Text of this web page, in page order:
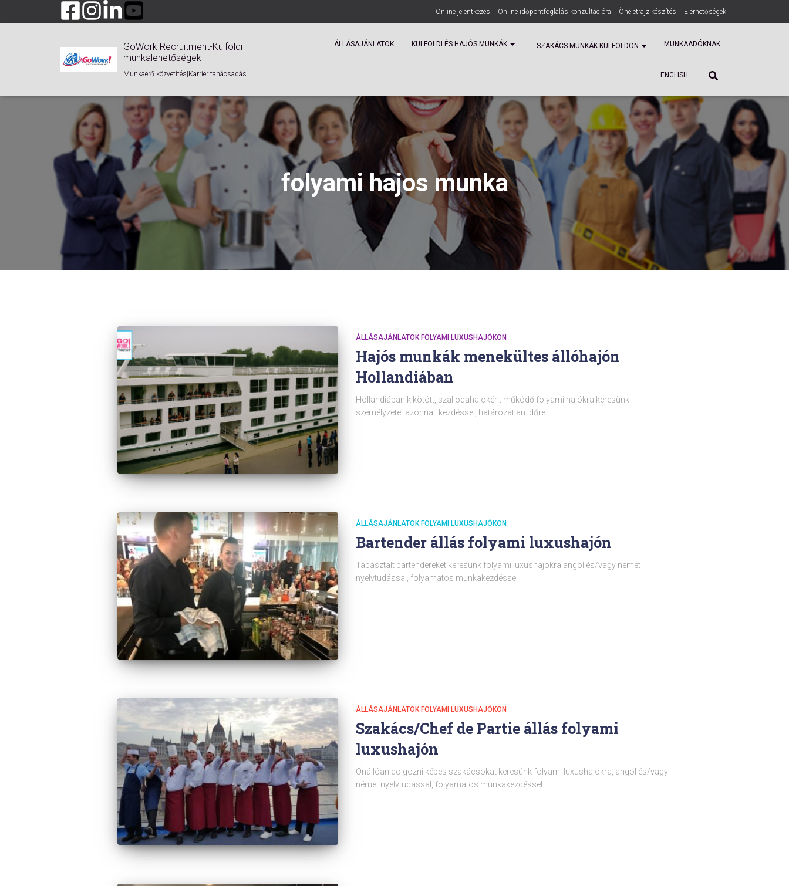
Online jelentkezés Online időpontfoglalás konzultációra Önéletrajz készítés Elérhetőségek
GoWork Recruitment-Külföldi
munkalehetőségek
Munkaerő közvetítés|Karrier tanácsadás
ÁLLÁSAJÁNLATOK KÜLFÖLDI ÉS HAJÓS MUNKÁK SZAKÁCS MUNKÁK KÜLFÖLDÖN MUNKAADÓKNAK
ENGLISH
folyami hajos munka
ÁLLÁSAJÁNLATOK FOLYAMI LUXUSHAJÓKON
Hajós munkák menekültes állóhajón
Hollandiában
Hollandiában kikötött, szállodahajóként működő folyami hajókra keresünk
személyzetet azonnali kezdéssel, határozatlan időre.
ÁLLÁSAJÁNLATOK FOLYAMI LUXUSHAJÓKON
Bartender állás folyami luxushajón
Tapasztalt bartendereket keresünk folyami luxushajókra angol és/vagy német
nyelvtudással, folyamatos munkakezdéssel
ÁLLÁSAJÁNLATOK FOLYAMI LUXUSHAJÓKON
Szakács/Chef de Partie állás folyami
luxushajón
Önállóan dolgozni képes szakácsokat keresünk folyami luxushajókra, angol és/vagy
német nyelvtudással, folyamatos munkakezdéssel